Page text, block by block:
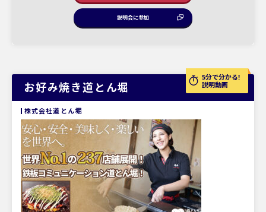
説明会に参加
5分で分かる!
説明動画
お好み焼き道とん堀
株式会社道とん堀